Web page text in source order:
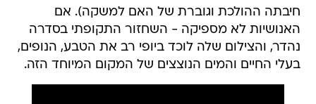
חיבתה ההולכת וגוברת של האם למשקה). אם
האנושיות לא מספיקה - השחזור התקופתי בסדרה
נהדר, והצילום שלה לוכד ביופי רב את הטבע, הנופים,
בעלי החיים והמים הנוצצים של המקום המיוחד הזה.